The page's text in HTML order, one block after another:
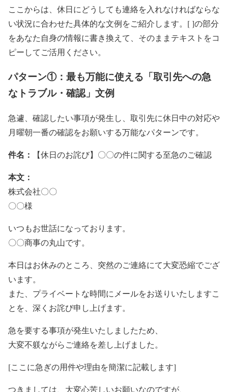
ここからは、休日にどうしても連絡を入れなければならな
い状況に合わせた具体的な文例をご紹介します。[ ]の部分
をあなた自身の情報に書き換えて、そのままテキストをコ
ピーしてご活用ください。
パターン①：最も万能に使える「取引先への急
なトラブル・確認」文例
急遽、確認したい事項が発生し、取引先に休日中の対応や
月曜朝一番の確認をお願いする万能なパターンです。
件名： 【休日のお詫び】〇〇の件に関する至急のご確認
本文：
株式会社〇〇
〇〇様
いつもお世話になっております。
〇〇商事の丸山です。
本日はお休みのところ、突然のご連絡にて大変恐縮でござ
います。
また、プライベートな時間にメールをお送りいたしますこ
とを、深くお詫び申し上げます。
急を要する事項が発生いたしましたため、
大変不躾ながらご連絡を差し上げました。
[ここに急ぎの用件や理由を簡潔に記載します]
つきましては、大変心苦しいお願いなのですが、